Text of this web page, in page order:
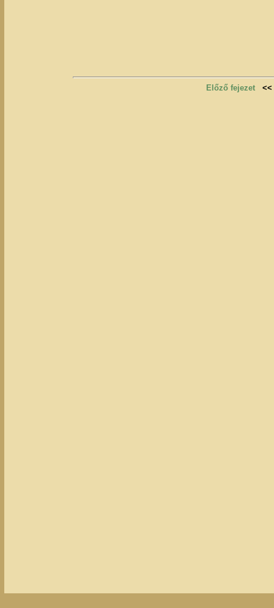
Előző fejezet <<